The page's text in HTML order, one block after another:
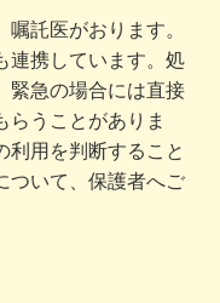
託医がおります。
連携しています。処
緊急の場合には直接
らうことがありま
利用を判断すること
ついて、保護者へご